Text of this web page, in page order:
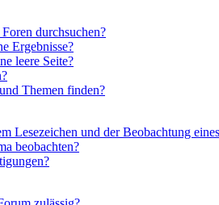
durchsuchen?
Ergebnisse?
leere Seite?
Themen finden?
Lesezeichen und der Beobachtung
beobachten?